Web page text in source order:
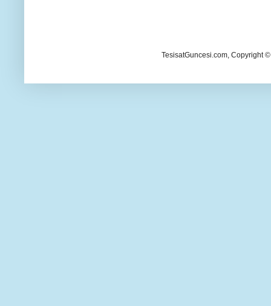
TesisatGuncesi.com, Copyright